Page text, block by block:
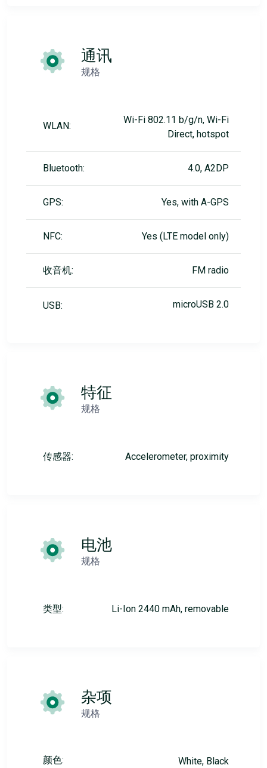
通讯
规格
WLAN:
Wi-Fi 802.11 b/g/n, Wi-Fi
Direct, hotspot
Bluetooth: 4.0, A2DP
GPS: Yes, with A-GPS
NFC: Yes (LTE model only)
收音机: FM radio
USB: microUSB 2.0
特征
规格
传感器: Accelerometer, proximity
电池
规格
类型: Li-Ion 2440 mAh, removable
杂项
规格
颜色: White, Black